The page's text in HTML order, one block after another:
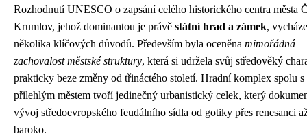
Rozhodnutí UNESCO o zapsání celého historického centra města
Krumlov, jehož dominantou je právě státní hrad a zámek,
několika klíčových důvodů. Především byla oceněna mimořádná
zachovalost městské struktury, která si udržela svůj středověký
prakticky beze změny od třináctého století. Hradní komplex spolu s
přilehlým městem tvoří jedinečný urbanistický celek, který
vývoj středoevropského feudálního sídla od gotiky přes renesanci
baroko.